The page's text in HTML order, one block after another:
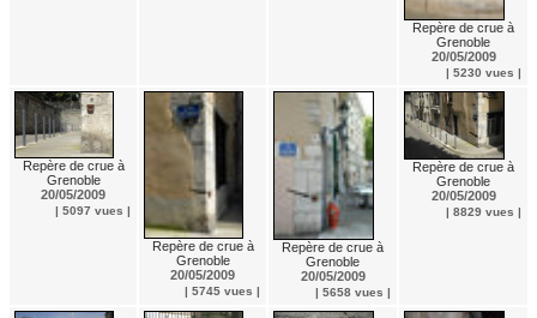
Repère de crue à
Grenoble
20/05/2009
| 5230 vues |
Repère de crue à
Grenoble
20/05/2009
| 5097 vues |
Repère de crue à
Grenoble
20/05/2009
| 5745 vues |
Repère de crue à
Grenoble
20/05/2009
| 5658 vues |
Repère de crue à
Grenoble
20/05/2009
| 8829 vues |